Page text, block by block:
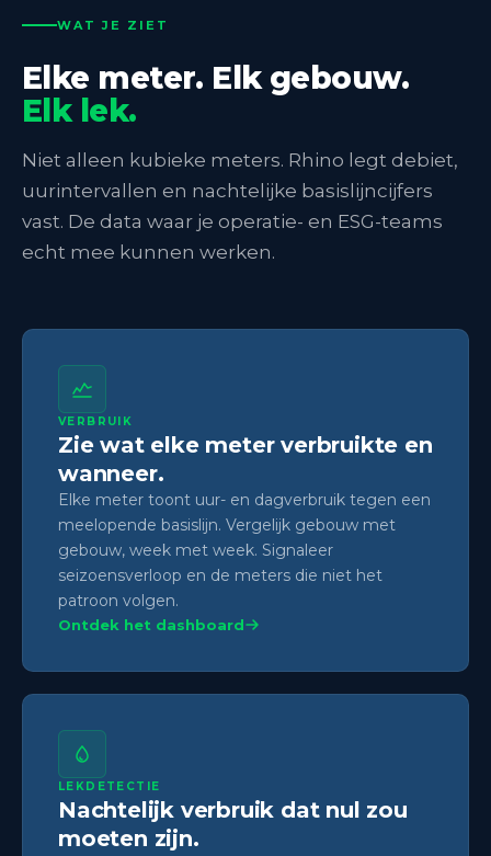
WAT JE ZIET
Elke meter. Elk gebouw.
Elk lek.
Niet alleen kubieke meters. Rhino legt debiet,
uurintervallen en nachtelijke basislijncijfers
vast. De data waar je operatie- en ESG-teams
echt mee kunnen werken.
VERBRUIK
Zie wat elke meter verbruikte en
wanneer.
Elke meter toont uur- en dagverbruik tegen een
meelopende basislijn. Vergelijk gebouw met
gebouw, week met week. Signaleer
seizoensverloop en de meters die niet het
patroon volgen.
Ontdek het dashboard
LEKDETECTIE
Nachtelijk verbruik dat nul zou
moeten zijn.